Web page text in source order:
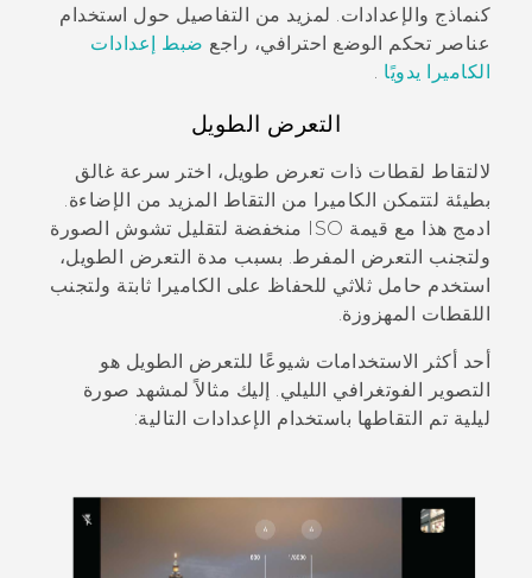
كنماذج والإعدادات. لمزيد من التفاصيل حول استخدام
عناصر تحكم الوضع احترافي، راجع ضبط إعدادات
الكاميرا يدويًا .
التعرض الطويل
لالتقاط لقطات ذات تعرض طويل، اختر سرعة غالق
بطيئة لتتمكن الكاميرا من التقاط المزيد من الإضاءة.
ادمج هذا مع قيمة ISO منخفضة لتقليل تشوش الصورة
ولتجنب التعرض المفرط. بسبب مدة التعرض الطويل،
استخدم حامل ثلاثي للحفاظ على الكاميرا ثابتة ولتجنب
اللقطات المهزوزة.
أحد أكثر الاستخدامات شيوعًا للتعرض الطويل هو
التصوير الفوتغرافي الليلي. إليك مثالاً لمشهد صورة
ليلية تم التقاطها باستخدام الإعدادات التالية: